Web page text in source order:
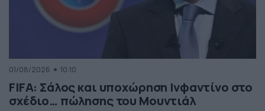
01/08/2026 10:10
FIFA: Σάλος και υποχώρηση Ινφαντίνο στο
σχέδιο… πώλησης του Μουντιάλ